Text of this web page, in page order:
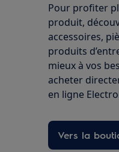
Pour profiter
produit,
accessoires,
produits
mieux à vos
acheter
en ligne
Vers la